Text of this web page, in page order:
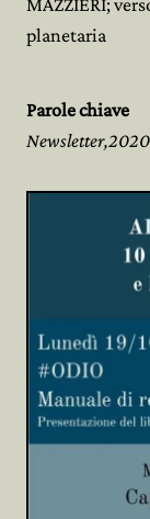
MAZZIERI;
planetaria
Parole chiave
Newsletter,2020